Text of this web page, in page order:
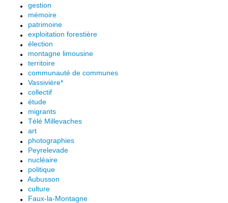
gestion
mémoire
patrimoine
exploitation forestière
élection
montagne limousine
territoire
communauté de communes
Vassivière*
collectif
étude
migrants
Télé Millevaches
art
photographies
Peyrelevade
nucléaire
politique
Aubusson
culture
Faux-la-Montagne